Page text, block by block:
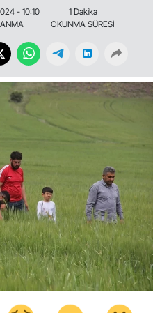
- 10:10
1 Dakika
OKUNMA SÜRESİ